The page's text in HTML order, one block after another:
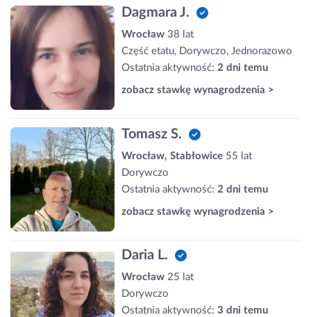
Dagmara J.
Wrocław 38 lat
Część etatu, Dorywczo, Jednorazowo
Ostatnia aktywność: 2 dni temu
zobacz stawkę wynagrodzenia >
Tomasz S.
Wrocław, Stabłowice 55 lat
Dorywczo
Ostatnia aktywność: 2 dni temu
zobacz stawkę wynagrodzenia >
Daria L.
Wrocław 25 lat
Dorywczo
Ostatnia aktywność: 3 dni temu